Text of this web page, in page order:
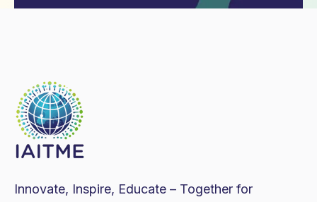
Innovate, Inspire, Educate – Together for